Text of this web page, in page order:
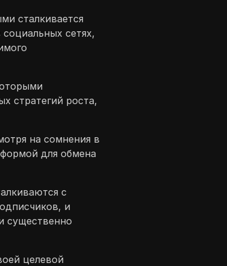
сталкивается
сетях,
стратегий роста,
на сомнения в
для обмена
с
и
существенно
целевой